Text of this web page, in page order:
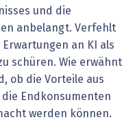
und die
anbelangt. Verfehlt
an KI als
schüren. Wie erwähnt
ob die Vorteile aus
Endkonsumenten
werden können.